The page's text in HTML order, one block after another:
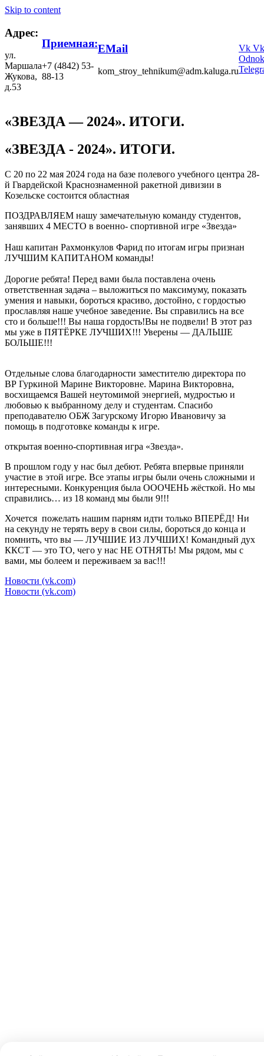
Skip to content
Адрес:
ул.
Маршала
Жукова,
д.53
Приемная:
+7 (4842) 53-
88-13
EMail
kom_stroy_tehnikum@adm.kaluga.ru
Vk Vk
«ЗВЕЗДА — 2024». ИТОГИ.
«ЗВЕЗДА - 2024». ИТОГИ.
С 20 по 22 мая 2024 года на базе полевого учебного центра 28-
й Гвардейской Краснознаменной ракетной дивизии в
Козельске состоится областная
ПОЗДРАВЛЯЕМ нашу замечательную команду студентов,
занявших 4 МЕСТО в военно- спортивной игре «Звезда»
Наш капитан Рахмонкулов Фарид по итогам игры признан
ЛУЧШИМ КАПИТАНОМ команды!
Дорогие ребята! Перед вами была поставлена очень
ответственная задача – выложиться по максимуму, показать
умения и навыки, бороться красиво, достойно, с гордостью
прославляя наше учебное заведение. Вы справились на все
сто и больше!!! Вы наша гордость!Вы не подвели! В этот раз
мы уже в ПЯТЁРКЕ ЛУЧШИХ!!! Уверены — ДАЛЬШЕ
БОЛЬШЕ!!!
Отдельные слова благодарности заместителю директора по
ВР Гуркиной Марине Викторовне. Марина Викторовна,
восхищаемся Вашей неутомимой энергией, мудростью и
любовью к выбранному делу и студентам. Спасибо
преподавателю ОБЖ Загурскому Игорю Ивановичу за
помощь в подготовке команды к игре.
открытая военно-спортивная игра «Звезда».
В прошлом году у нас был дебют. Ребята впервые приняли
участие в этой игре. Все этапы игры были очень сложными и
интересными. Конкуренция была ОООЧЕНЬ жёсткой. Но мы
справились… из 18 команд мы были 9!!!
Хочется пожелать нашим парням идти только ВПЕРЁД! Ни
на секунду не терять веру в свои силы, бороться до конца и
помнить, что вы — ЛУЧШИЕ ИЗ ЛУЧШИХ! Командный дух
ККСТ — это ТО, чего у нас НЕ ОТНЯТЬ! Мы рядом, мы с
вами, мы болеем и переживаем за вас!!!
Новости (vk.com)
Новости (vk.com)